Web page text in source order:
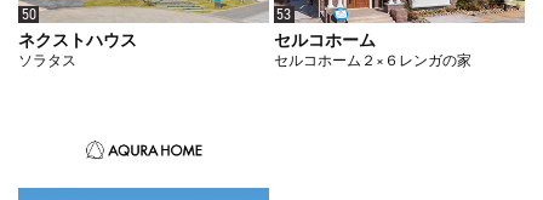
50
ネクストハウス
ソラタス
53
セルコホーム
セルコホーム２×６レンガの家